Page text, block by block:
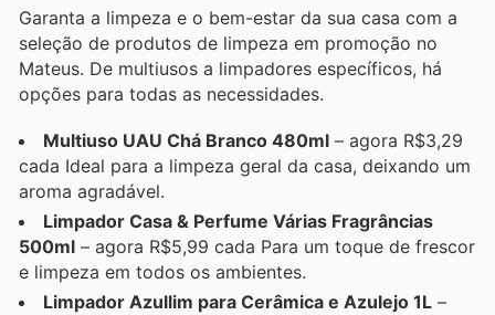
Garanta a limpeza e o bem-estar da sua casa com a
seleção de produtos de limpeza em promoção no
Mateus. De multiusos a limpadores específicos, há
opções para todas as necessidades.
Multiuso UAU Chá Branco 480ml – agora R$3,29
cada Ideal para a limpeza geral da casa, deixando um
aroma agradável.
Limpador Casa & Perfume Várias Fragrâncias
500ml – agora R$5,99 cada Para um toque de frescor
e limpeza em todos os ambientes.
Limpador Azullim para Cerâmica e Azulejo 1L –